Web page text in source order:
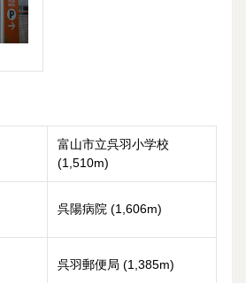
富山市立呉羽小学校
(1,510m)
呉陽病院 (1,606m)
呉羽郵便局 (1,385m)